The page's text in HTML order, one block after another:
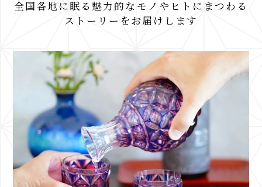
全国各地に眠る魅力的なモノやヒトにまつわる
ストーリーをお届けします